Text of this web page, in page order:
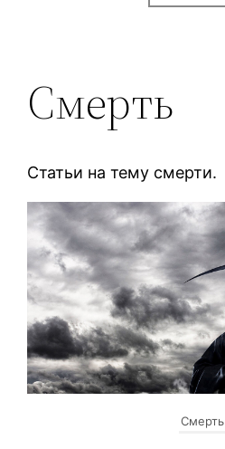
Смерть
Статьи на тему смерти.
Смерть